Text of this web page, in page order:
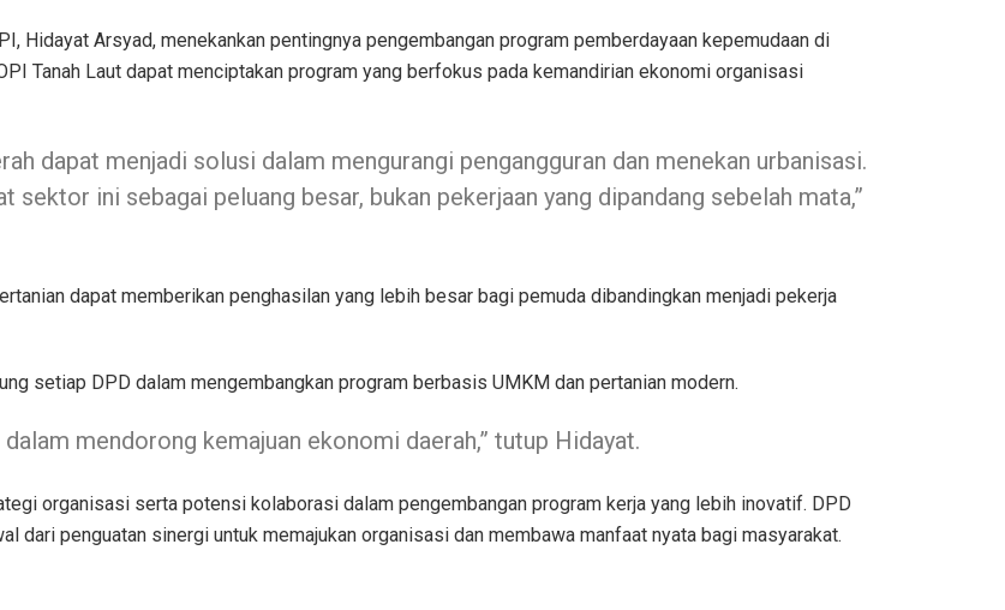
Hidayat Arsyad, menekankan pentingnya pengembangan program pemberdayaan kepemudaan di
Tanah Laut dapat menciptakan program yang berfokus pada kemandirian ekonomi organisasi
dapat menjadi solusi dalam mengurangi pengangguran dan menekan urbanisasi.
ini sebagai peluang besar, bukan pekerjaan yang dipandang sebelah mata,”
dapat memberikan penghasilan yang lebih besar bagi pemuda dibandingkan menjadi pekerja
setiap DPD dalam mengembangkan program berbasis UMKM dan pertanian modern.
mendorong kemajuan ekonomi daerah,” tutup Hidayat.
organisasi serta potensi kolaborasi dalam pengembangan program kerja yang lebih inovatif. DPD
dari penguatan sinergi untuk memajukan organisasi dan membawa manfaat nyata bagi masyarakat.